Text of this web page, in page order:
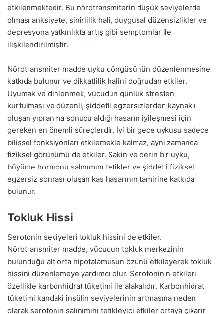
etkilenmektedir. Bu nörotransmiterin düşük seviyelerde
olması anksiyete, sinirlilik hali, duygusal düzensizlikler ve
depresyona yatkınlıkta artış gibi semptomlar ile
ilişkilendirilmiştir.
Nörotransmiter madde uyku döngüsünün düzenlenmesine
katkıda bulunur ve dikkatlilik halini doğrudan etkiler.
Uyumak ve dinlenmek, vücudun günlük stresten
kurtulması ve düzenli, şiddetli egzersizlerden kaynaklı
oluşan yıpranma sonucu aldığı hasarın iyileşmesi için
gereken en önemli süreçlerdir. İyi bir gece uykusu sadece
bilişsel fonksiyonları etkilemekle kalmaz, aynı zamanda
fiziksel görünümü de etkiler. Sakin ve derin bir uyku,
büyüme hormonu salınımını tetikler ve şiddetli fiziksel
egzersiz sonrası oluşan kas hasarının tamirine katkıda
bulunur.
Tokluk Hissi
Serotonin seviyeleri tokluk hissini de etkiler.
Nörotransmiter madde, vücudun tokluk merkezinin
bulunduğu alt orta hipotalamusun özünü etkileyerek tokluk
hissini düzenlemeye yardımcı olur. Serotoninin etkileri
özellikle karbonhidrat tüketimi ile alakalıdır. Karbonhidrat
tüketimi kandaki insülin seviyelerinin artmasına neden
olarak serotonin salınımını tetikleyici etkiler ortaya çıkarır